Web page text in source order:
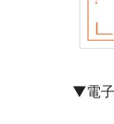
▼電子